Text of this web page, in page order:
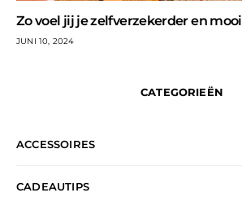
Zo voel jij je zelfverzekerder en
JUNI 10, 2024
CATEGORIEËN
ACCESSOIRES
CADEAUTIPS